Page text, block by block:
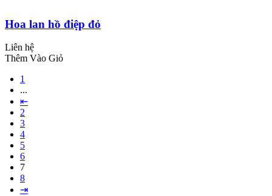
Hoa lan hồ điệp đỏ
Liên hệ
Thêm Vào Giỏ
1
...
⇤
2
3
4
5
6
7
8
⇥